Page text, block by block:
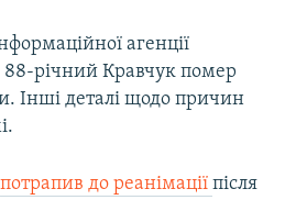
агенції
88-річний Кравчук помер
Інші деталі щодо причин
потрапив до реанімації після